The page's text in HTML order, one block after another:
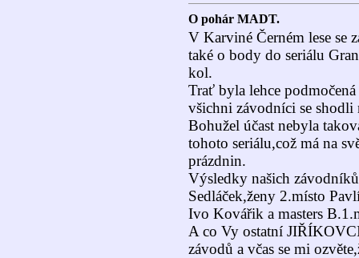
O pohár MADT.
V Karviné Černém lese se
také o body do seriálu
kol.
Trať byla lehce
všichni závodníci se shodli
Bohužel účast nebyla
tohoto seriálu,což má na
prázdnin.
Výsledky našich
Sedláček,ženy 2.místo
Ivo Kovářik a masters
A co Vy ostatní
závodů a včas se mi